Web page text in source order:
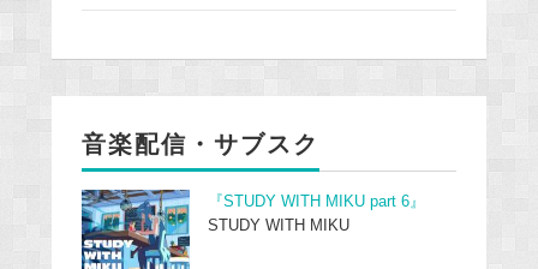
音楽配信・サブスク
『STUDY WITH MIKU part 6』
STUDY WITH MIKU